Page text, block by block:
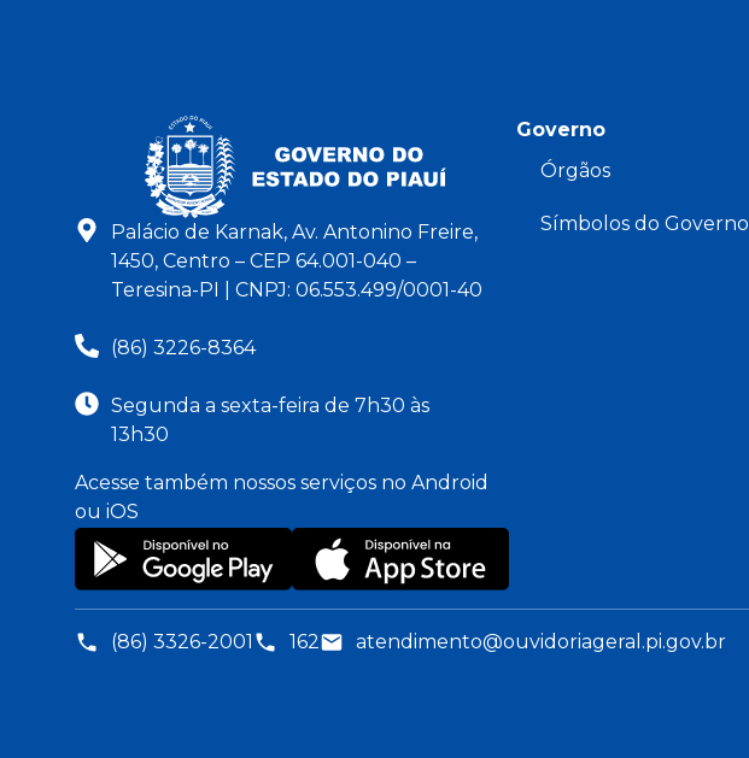
Palácio de Karnak, Av. Antonino Freire,
1450, Centro – CEP 64.001-040 –
Teresina-PI | CNPJ: 06.553.499/0001-40
(86) 3226-8364
Segunda a sexta-feira de 7h30 às
13h30
Acesse também nossos serviços no Android
ou iOS
Governo
Órgãos
Símbolos do Governo
(86) 3326-2001 162 atendimento@ouvidoriageral.pi.gov.br